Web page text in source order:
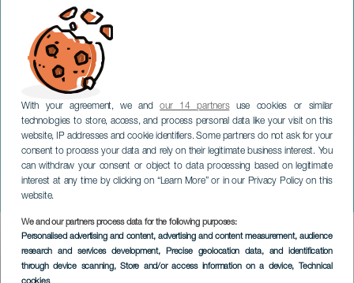
With your agreement, we andour 14 partnersuse cookies or similar
technologies to store, access, and process personal data like your visit on this
website, IP addresses and cookie identifiers. Some partners do not ask for your
consent to process your data and rely on their legitimate business interest. You
can withdraw your consent or object to data processing based on legitimate
interest at any time by clicking on “Learn More” or in our Privacy Policy on this
website.
We and our partners process data for the following purposes:
Personalised advertising and content, advertising and content measurement, audience
research and services development, Precise geolocation data, and identification
through device scanning, Store and/or access information on a device, Technical
ONTHEROOF
TENERIFE
Imagen
Listado